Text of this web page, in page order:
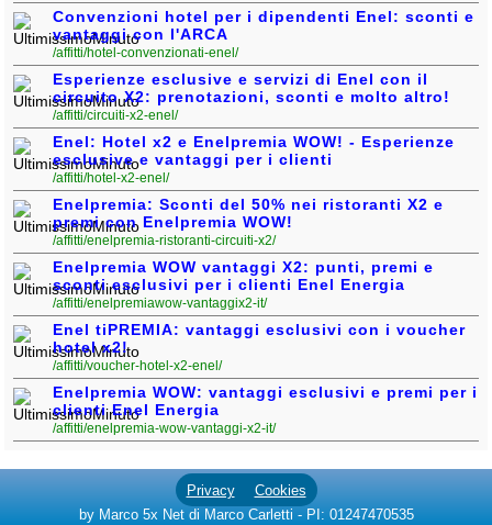
Convenzioni hotel per i dipendenti Enel: sconti e
vantaggi con l'ARCA
/affitti/hotel-convenzionati-enel/
Esperienze esclusive e servizi di Enel con il
circuito X2: prenotazioni, sconti e molto altro!
/affitti/circuiti-x2-enel/
Enel: Hotel x2 e Enelpremia WOW! - Esperienze
esclusive e vantaggi per i clienti
/affitti/hotel-x2-enel/
Enelpremia: Sconti del 50% nei ristoranti X2 e
premi con Enelpremia WOW!
/affitti/enelpremia-ristoranti-circuiti-x2/
Enelpremia WOW vantaggi X2: punti, premi e
sconti esclusivi per i clienti Enel Energia
/affitti/enelpremiawow-vantaggix2-it/
Enel tiPREMIA: vantaggi esclusivi con i voucher
hotel x2!
/affitti/voucher-hotel-x2-enel/
Enelpremia WOW: vantaggi esclusivi e premi per i
clienti Enel Energia
/affitti/enelpremia-wow-vantaggi-x2-it/
Privacy
Cookies
by Marco 5x Net di Marco Carletti - PI: 01247470535
Lazio(318)
Liguria(190)
Lombardia(178)
Marche(244)
Molise(38)
Piemonte(117)
Puglia(786)
Sardegna(455)
Sicilia(821)
Toscana(448)
Trentino - Alto Adige
(139)